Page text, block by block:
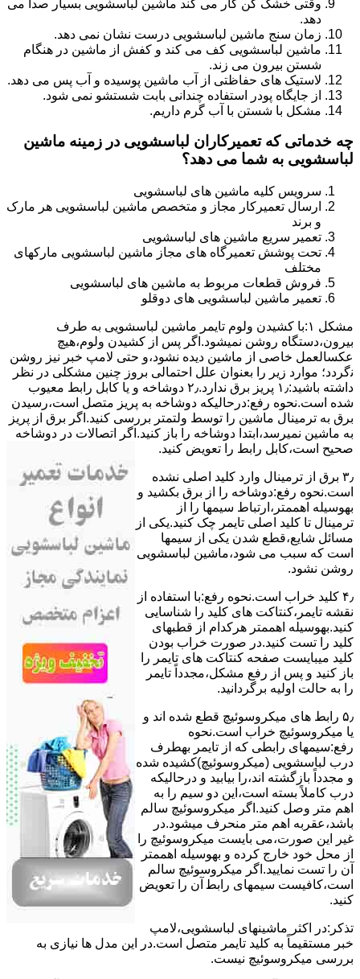
وقتی خشک کن کار می کند ماشین لباسشویی بسیار صدا می
دهد.
زمان سنج ماشین لباسشویی درست نشان نمی دهد.
ماشین لباسشویی کف می کند و کفش از ماشین در هنگام
شستن بیرون می زند.
لاستیک های حفاظتی از آب ماشین پوسیده و آب پس می دهد.
از جایگاه پودر استفاده چندانی بابت شستشو نمی شود.
مشکل با شستن با آب گرم داریم.
چه خدماتی که تعمیرکاران لباسشویی در زمینه ماشین
لباسشویی به شما می دهد؟
سرویس کلیه ماشین های لباسشویی
ارسال تعمیرکار مجاز و متخصص ماشین لباسشویی هر مارک
و برند
تعمیر سریع ماشین های لباسشویی
تحت پوشش تعمیرگاه های مجاز ماشین لباسشویی مارکهای
مختلف
فروش قطعات مربوط به ماشین های لباسشویی
تعمیر ماشین لباسشویی های دوقلو
مشکل ۱:ﺑﺎ ﮐﺸﯿﺪن وﻟﻮم ﺗﺎﯾﻤﺮ ماشین لباسشویی به طرف
ﺑﯿﺮون،دستگاه روﺷﻦ نمیشود.اﮔﺮ ﭘﺲ از ﮐﺸﯿﺪن وﻟﻮم،ﻫﯿﭻ
عکسالعمل ﺧﺎﺻﯽ از ﻣﺎﺷﯿﻦ دﯾﺪه نشود،و حتی ﻻﻣﭗ ﺧﺒﺮ ﻧﯿﺰ روﺷﻦ
ﻧگردد؛ موارد زیر را بعنوان ﻋﻠﻞ احتمالی بروز چنین مشکلی در نظر
داشته باشید:۱٫ ﭘﺮﯾﺰ ﺑﺮق ﻧﺪارد.۲٫ دوﺷﺎﺧﻪ و ﯾﺎ ﮐﺎﺑﻞ راﺑﻂ ﻣﻌﯿﻮب
ﺷﺪه است.نحوه رفع:درحالیکه دوﺷﺎﺧﻪ ﺑﻪ ﭘﺮﯾﺰ ﻣﺘﺼﻞ اﺳﺖ،رﺳﯿﺪن
ﺑﺮق ﺑﻪ ﺗﺮﻣﯿﻨﺎل ﻣﺎﺷﯿﻦ را ﺗﻮﺳﻂ ولتمتر بررسی ﮐﻨﯿﺪ.اﮔﺮ ﺑﺮق از ﭘﺮﯾﺰ
ﺑﻪ ﻣﺎﺷﯿﻦ نمیرسد،اﺑﺘﺪا دوشاخه را باز کنید.اﮔﺮ اﺗﺼﺎﻻت در دوشاخه
ﺻﺤﯿﺢ اﺳﺖ،ﮐﺎﺑﻞ راﺑﻂ را ﺗﻌﻮﯾﺾ کنید.
۳٫ ﺑﺮق از ﺗﺮﻣﯿﻨﺎل وارد ﮐﻠﯿﺪ اﺻﻠﯽ ﻧﺸﺪه
است.نحوه رﻓﻊ:دوشاخه را از ﺑﺮق بکشید و
بهوسیله اهممتر،ارﺗﺒﺎط سیمها را از
ﺗﺮﻣﯿﻨﺎل ﺗﺎ ﮐﻠﯿﺪ اﺻﻠﯽ ﺗﺎﯾﻤﺮ چک کنید.یکی از
مسائل شایع،ﻗﻄﻊ شدن ﯾﮑﯽ از سیمها
است که سبب می شود،ﻣﺎﺷﯿﻦ لباسشویی
روﺷﻦ نشود.
۴٫ ﮐﻠﯿﺪ ﺧﺮاب اﺳﺖ.نحوه رفع:ﺑﺎ اﺳﺘﻔﺎده از
ﻧﻘﺸﻪ ﺗﺎﯾﻤﺮ،ﮐﻨﺘﺎﮐﺖ ﻫﺎی ﮐﻠﯿﺪ را ﺷﻨﺎﺳﺎﯾﯽ
کنید.بهوسیله اهممتر هرکدام از قطبهای
ﮐﻠﯿﺪ را ﺗﺴﺖ ﮐﻨﯿﺪ.در ﺻﻮرت ﺧﺮاب ﺑﻮدن
ﮐﻠﯿﺪ میبایست ﺻﻔﺤﻪ ﮐﻨﺘﺎﮐﺖ ﻫﺎی ﺗﺎﯾﻤﺮ را
باز کنید و ﭘﺲ از رﻓﻊ مشکل،مجدداً ﺗﺎﯾﻤﺮ
را به حالت اوﻟﯿﻪ برگردانید.
۵٫ رابط های ﻣﯿﮑﺮوﺳﻮﺋﯿﭻ ﻗﻄﻊ شده اند و
ﯾﺎ ﻣﯿﮑﺮوﺳﻮﺋﯿﭻ ﺧﺮاب اﺳﺖ.نحوه
رفع:سیمهای راﺑﻄﯽ ﮐﻪ از ﺗﺎﯾﻤﺮ بهطرف
درب لباسشویی (ﻣﯿﮑﺮوﺳﻮﺋﯿﭻ)کشیده شده
و مجدداً بازگشته اند،را ﺑﯿﺎﺑﯿﺪ و درحالیکه
درب کاملاً ﺑﺴﺘﻪ اﺳﺖ،اﯾﻦ دو ﺳﯿﻢ را ﺑﻪ
اﻫﻢ ﻣﺘﺮ وصل کنید.اﮔﺮ ﻣﯿﮑﺮوﺳﻮﺋﯿﭻ ﺳﺎﻟﻢ
ﺑﺎﺷﺪ،ﻋﻘﺮﺑﻪ اهم متر ﻣﻨﺤﺮف میشود.در
ﻏﯿﺮ اﯾﻦ ﺻﻮرت،می بایست ﻣﯿﮑﺮوﺳﻮﺋﯿﭻ را
از ﻣﺤﻞ خود ﺧﺎرج کرده و بهوسیله اهممتر
آن را ﺗﺴﺖ ﻧﻤﺎﯾﯿﺪ.اﮔﺮ ﻣﯿﮑﺮوﺳﻮﺋﯿﭻ ﺳﺎﻟﻢ
اﺳﺖ،ﮐﺎﻓﯿﺴﺖ سیمهای راﺑﻄ آن را ﺗﻌﻮﯾﺾ
کنید.
ﺗﺬﮐﺮ:در اﮐﺜﺮ ماشینهای لباسشویی،ﻻﻣﭗ
ﺧﺒﺮ مستقیماً ﺑﻪ ﮐﻠﯿﺪ ﺗﺎﯾﻤﺮ ﻣﺘﺼﻞ اﺳﺖ.در اﯾﻦ مدل ها ﻧﯿﺎزی ﺑﻪ
بررسی ﻣﯿﮑﺮوﺳﻮﺋﯿﭻ نیست.